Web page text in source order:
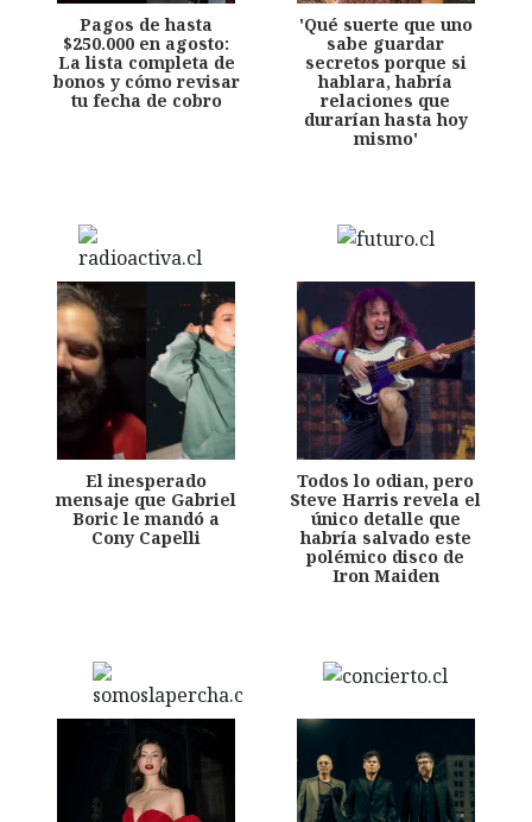
Pagos de hasta
$250.000 en agosto:
La lista completa de
bonos y cómo revisar
tu fecha de cobro
'Qué suerte que uno
sabe guardar
secretos porque si
hablara, habría
relaciones que
durarían hasta hoy
mismo'
El inesperado
mensaje que Gabriel
Boric le mandó a
Cony Capelli
Todos lo odian, pero
Steve Harris revela el
único detalle que
habría salvado este
polémico disco de
Iron Maiden